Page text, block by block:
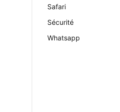
Safari
Sécurité
Whatsapp